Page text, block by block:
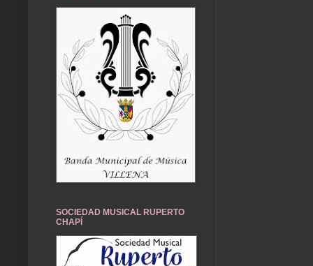
SOCIEDAD MUSICAL RUPERTO
CHAPÍ